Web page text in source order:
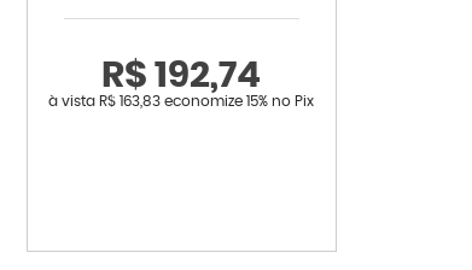
R$ 192,74
à vista R$ 163,83 economize 15% no Pix